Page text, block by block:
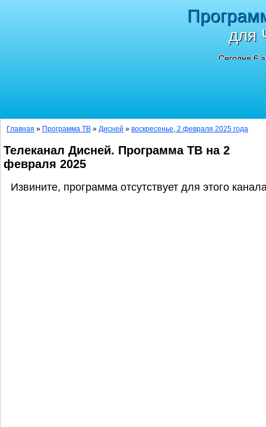
для
Сегодня 6
Главная » Программа ТВ » Дисней » воскресенье, 2 февраля 2025 года
Телеканал Дисней. Программа ТВ на 2
февраля 2025
Извините, программа отсутствует для этого